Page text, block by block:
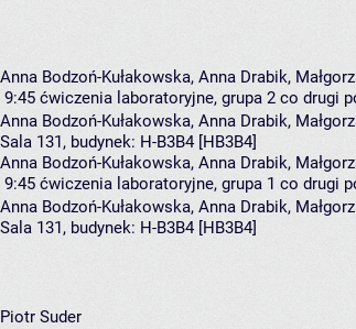
Anna Bodzoń-Kułakowska, Anna Drabik,
9:45 ćwiczenia laboratoryjne, grupa 2 co drugi
Anna Bodzoń-Kułakowska, Anna Drabik,
Sala 131, budynek: H-B3B4 [HB3B4]
Anna Bodzoń-Kułakowska, Anna Drabik,
9:45 ćwiczenia laboratoryjne, grupa 1 co drugi
Anna Bodzoń-Kułakowska, Anna Drabik,
Sala 131, budynek: H-B3B4 [HB3B4]
Piotr Suder